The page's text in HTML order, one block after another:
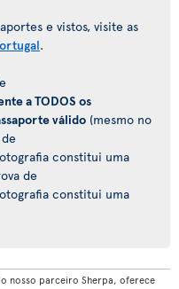
e vistos, visite as
.
a TODOS os
válido (mesmo no
constitui uma
de
constitui uma
nosso parceiro Sherpa, oferece